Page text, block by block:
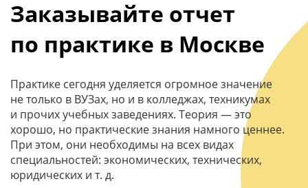
Заказывайте отчет
по практике в Москве
Практике сегодня уделяется огромное значение
не только в ВУЗах, но и в колледжах, техникумах
и прочих учебных заведениях. Теория — это
хорошо, но практические знания намного ценнее.
При этом, они необходимы на всех видах
специальностей: экономических, технических,
юридических и т. д.